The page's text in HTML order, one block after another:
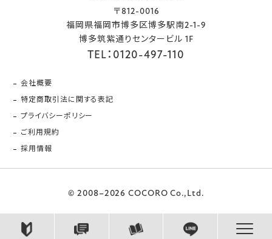
〒812-0016
福岡県福岡市博多区博多駅南2-1-9
博多筑紫通りセンタービル 1F
TEL：0120-497-110
会社概要
特定商取引法に関する表記
プライバシーポリシー
ご利用規約
採用情報
© 2008–2026 COCORO Co.,Ltd.